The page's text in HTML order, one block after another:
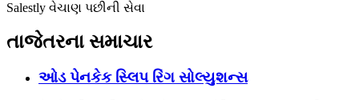
Salestly વેચાણ પછીની સેવા
તાજેતરના સમાચાર
ઓડ પેનકેક સ્લિપ રિંગ સોલ્યુશન્સ